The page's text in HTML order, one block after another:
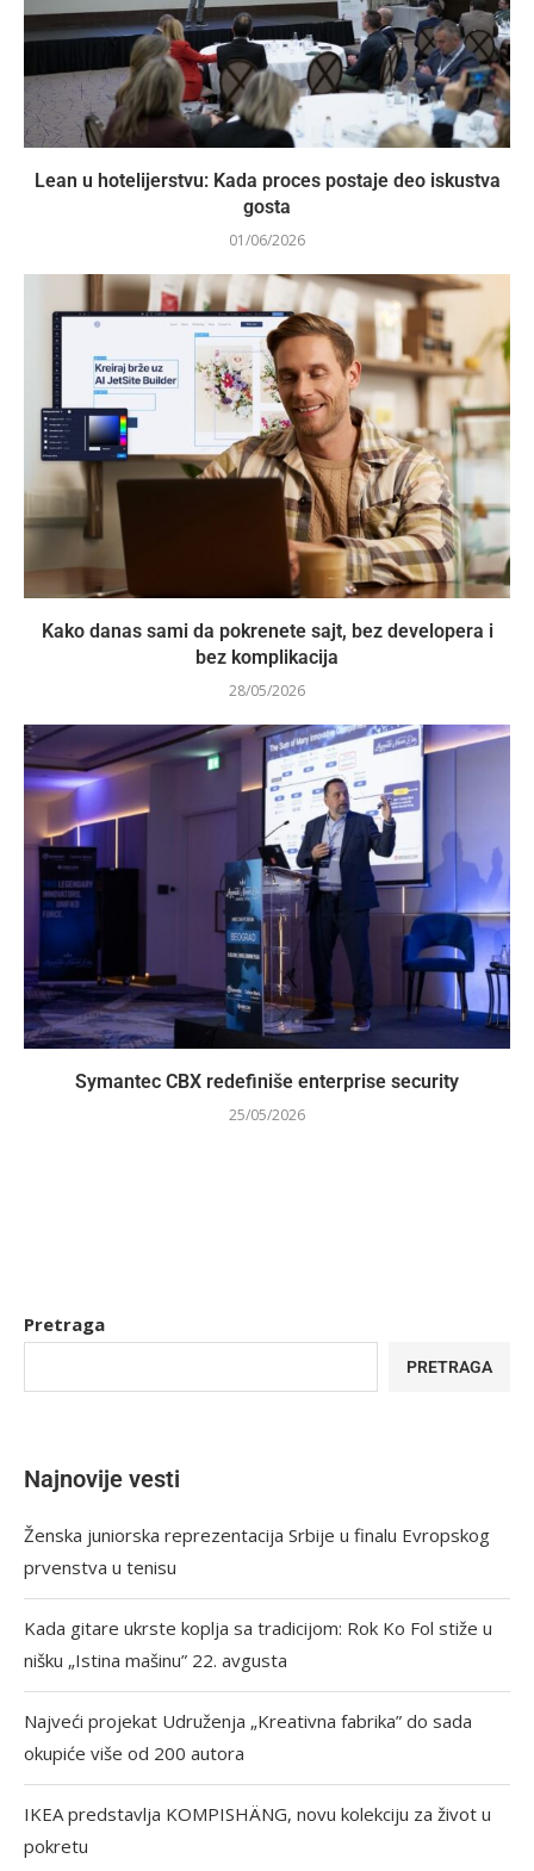
Lean u hotelijerstvu: Kada proces postaje deo iskustva
gosta
01/06/2026
Kako danas sami da pokrenete sajt, bez developera i
bez komplikacija
28/05/2026
Symantec CBX redefiniše enterprise security
25/05/2026
Pretraga
PRETRAGA
Najnovije vesti
Ženska juniorska reprezentacija Srbije u finalu Evropskog
prvenstva u tenisu
Kada gitare ukrste koplja sa tradicijom: Rok Ko Fol stiže u
nišku „Istina mašinu” 22. avgusta
Najveći projekat Udruženja „Kreativna fabrika” do sada
okupiće više od 200 autora
IKEA predstavlja KOMPISHÄNG, novu kolekciju za život u
pokretu